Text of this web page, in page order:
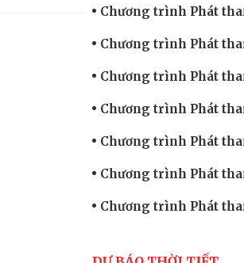
Chương trình Phát
Chương trình Phát
Chương trình Phát
Chương trình Phát
Chương trình Phát
Chương trình Phát
Chương trình Phát